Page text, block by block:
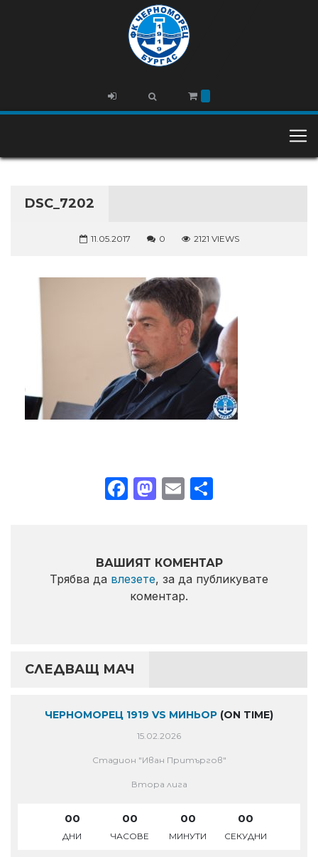
DSC_7202
11.05.2017 0 2121 VIEWS
Facebook
Mastodon
Email
ВАШИЯТ КОМЕНТАР
Трябва да влезете, за да публикувате
коментар.
СЛЕДВАЩ МАЧ
ЧЕРНОМОРЕЦ 1919 VS МИНЬОР (ON TIME)
15.02.2026
Стадион "Иван Притъргов"
Втора лига
00
ДНИ
00
ЧАСОВЕ
00
МИНУТИ
00
СЕКУДНИ